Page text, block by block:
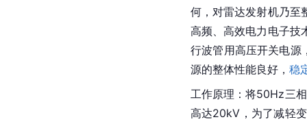
何，对雷达发射机乃至
高频、高效电力电子技
行波管用高压开关电源
源的整体性能良好， 稳
工作原理：将50Hz三
高达20kV，为了减轻